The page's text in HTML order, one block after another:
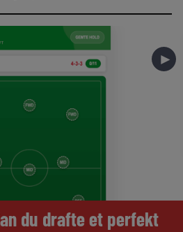
►
du drafte et perfekt